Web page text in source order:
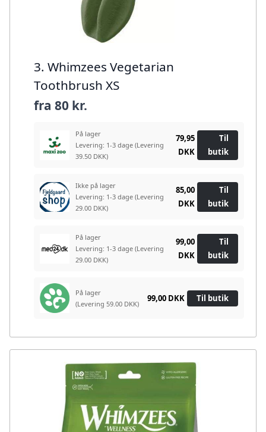
3. Whimzees Vegetarian
Toothbrush XS
fra 80 kr.
På lager
Levering: 1-3 dage (Levering
39.50 DKK)
79,95
DKK
Til
butik
Ikke på lager
Levering: 1-3 dage (Levering
29.00 DKK)
85,00
DKK
Til
butik
På lager
Levering: 1-3 dage (Levering
29.00 DKK)
99,00
DKK
Til
butik
På lager
(Levering 59.00 DKK)
99,00 DKK Til butik